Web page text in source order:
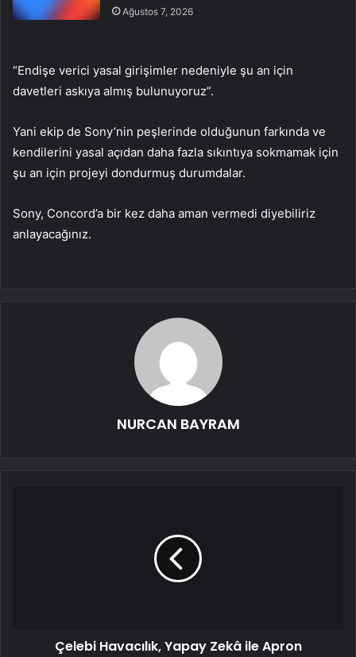
Ağustos 7, 2026
“Endişe verici yasal girişimler nedeniyle şu an için
davetleri askıya almış bulunuyoruz”.
Yani ekip de Sony’nin peşlerinde olduğunun farkında ve
kendilerini yasal açıdan daha fazla sıkıntıya sokmamak için
şu an için projeyi dondurmuş durumdalar.
Sony, Concord’a bir kez daha aman vermedi diyebiliriz
anlayacağınız.
NURCAN BAYRAM
Çelebi Havacılık, Yapay Zekâ ile Apron